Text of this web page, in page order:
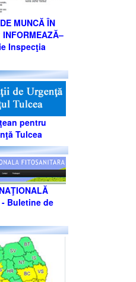
MUNCĂ ÎN
Inspecţia
pentru
Tulcea
- Buletine de